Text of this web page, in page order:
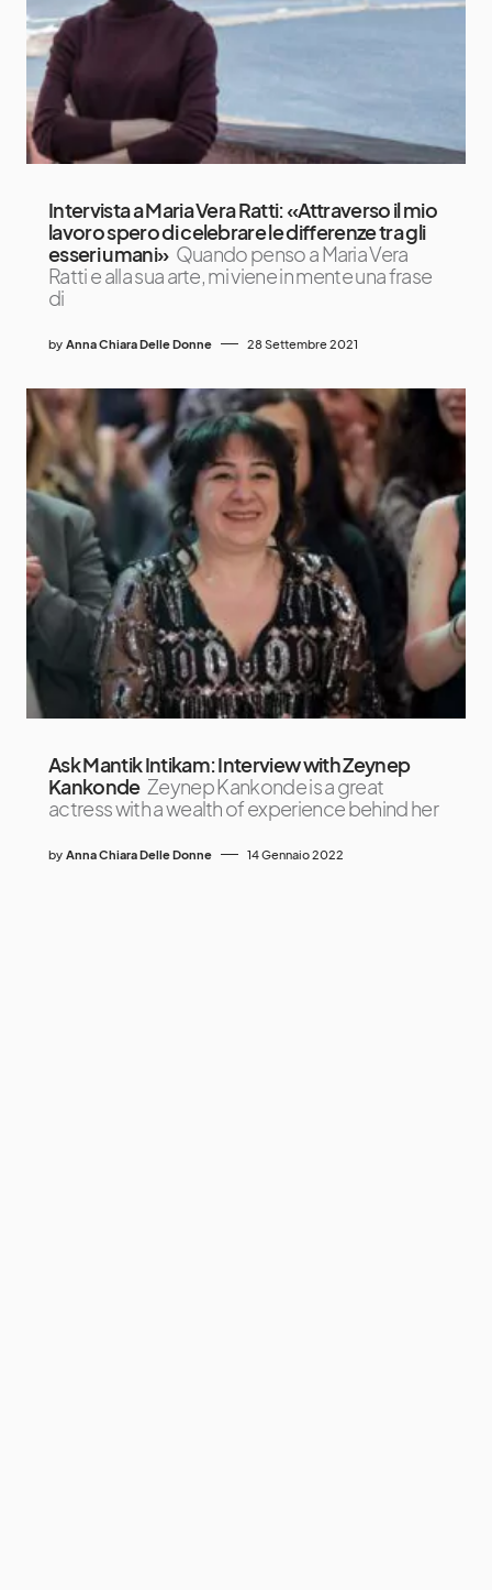
Intervista a Maria Vera Ratti: «Attraverso il mio
lavoro spero di celebrare le differenze tra gli
esseri umani» Quando penso a Maria Vera
Ratti e alla sua arte, mi viene in mente una frase
di
by Anna Chiara Delle Donne 28 Settembre 2021
Ask Mantik Intikam: Interview with Zeynep
Kankonde Zeynep Kankonde is a great
actress with a wealth of experience behind her
by Anna Chiara Delle Donne 14 Gennaio 2022